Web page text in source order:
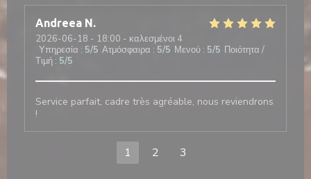
Andreea N
2026-06-18 - 18:00 - καλεσμένοι 4
Υπηρεσία : 5/5 Ατμόσφαιρα : 5/5 Μενού : 5/5 Ποιότητα /
Τιμή : 5/5
Service parfait, cadre très agréable, nous reviendrons
!
1 2 3